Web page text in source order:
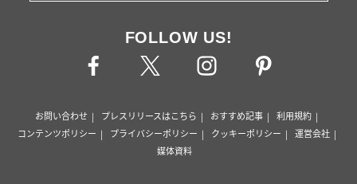
FOLLOW US!
お問い合わせ プレスリリースはこちら おすすめ記事
利用規約
コンテンツポリシー
プライバシーポリシー クッキーポリシー
運営会社
媒体資料